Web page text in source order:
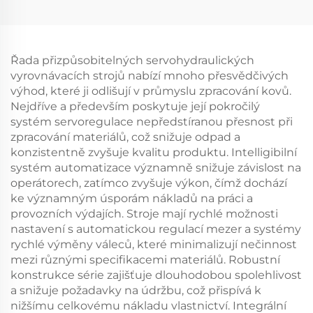
Řada přizpůsobitelných servohydraulických
vyrovnávacích strojů nabízí mnoho přesvědčivých
výhod, které ji odlišují v průmyslu zpracování kovů.
Nejdříve a především poskytuje její pokročilý
systém servoregulace nepředstíranou přesnost při
zpracování materiálů, což snižuje odpad a
konzistentně zvyšuje kvalitu produktu. Intelligibilní
systém automatizace významně snižuje závislost na
operátorech, zatímco zvyšuje výkon, čímž dochází
ke významným úsporám nákladů na práci a
provozních výdajích. Stroje mají rychlé možnosti
nastavení s automatickou regulací mezer a systémy
rychlé výměny váleců, které minimalizují nečinnost
mezi různými specifikacemi materiálů. Robustní
konstrukce série zajišťuje dlouhodobou spolehlivost
a snižuje požadavky na údržbu, což přispívá k
nižšímu celkovému nákladu vlastnictví. Integrální